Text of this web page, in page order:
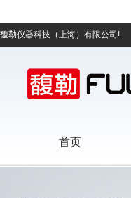
馥勒仪器科技（上海）有限公司!
首页